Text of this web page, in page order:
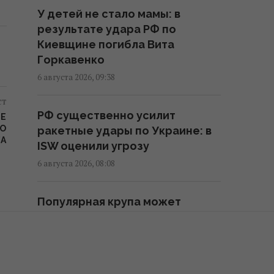
Украинских мужчин лишили
защиты в ЕС: кого теперь
считают "уклонистами"
16:57 четверг, 06 августа 2026
прогнозируют сложности с
приватизацией крупных
государственных активов
15:58 четверг, 06 августа 2026
Когда у Украины появится
У детей не стало мамы: в
результате удара РФ по
Киевщине погибла Вита
Горкавенко
6 августа 2026, 09:38
РФ существенно усилит
ракетные удары по Украине: в
ISW оценили угрозу
6 августа 2026, 08:08
Популярная крупа может